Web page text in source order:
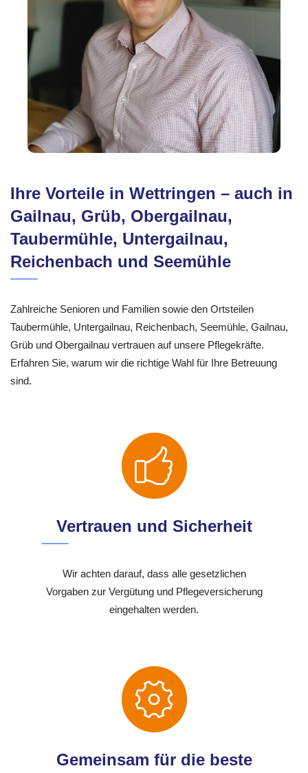
Ihre Vorteile in Wettringen – auch in
Gailnau, Grüb, Obergailnau,
Taubermühle, Untergailnau,
Reichenbach und Seemühle
Zahlreiche Senioren und Familien sowie den Ortsteilen
Taubermühle, Untergailnau, Reichenbach, Seemühle, Gailnau,
Grüb und Obergailnau vertrauen auf unsere Pflegekräfte.
Erfahren Sie, warum wir die richtige Wahl für Ihre Betreuung
sind.
Vertrauen und Sicherheit
Wir achten darauf, dass alle gesetzlichen
Vorgaben zur Vergütung und Pflegeversicherung
eingehalten werden.
Gemeinsam für die beste